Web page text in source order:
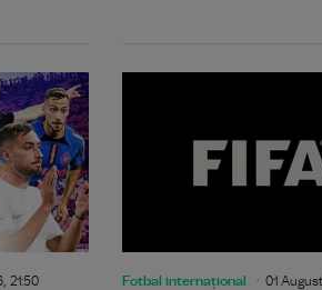
21:50 Fotbal internațional 01